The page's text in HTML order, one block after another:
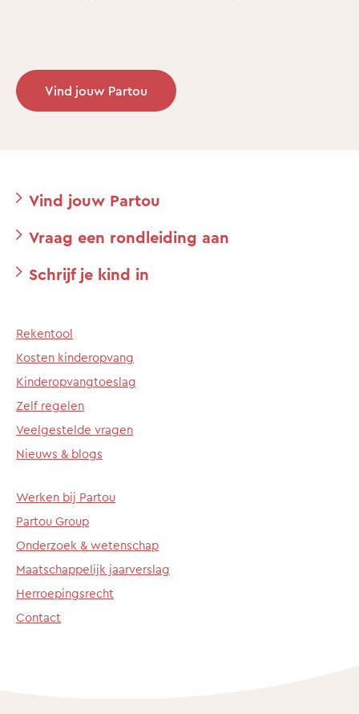
Vind jouw Partou
Vind jouw Partou
Vraag een rondleiding aan
Schrijf je kind in
Rekentool
Kosten kinderopvang
Kinderopvangtoeslag
Zelf regelen
Veelgestelde vragen
Nieuws & blogs
Werken bij Partou
Partou Group
Onderzoek & wetenschap
Maatschappelijk jaarverslag
Herroepingsrecht
Contact